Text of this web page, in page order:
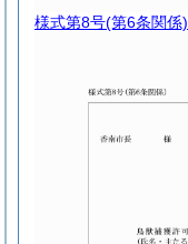
様式第8号(第6条関係)